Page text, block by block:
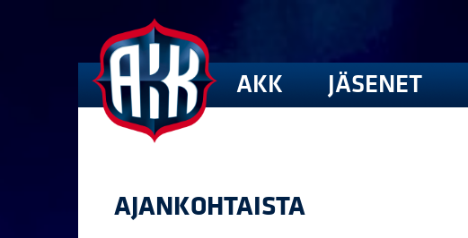
AKK JÄSENET
AJANKOHTAISTA